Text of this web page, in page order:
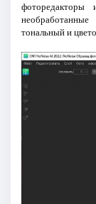
тональный и